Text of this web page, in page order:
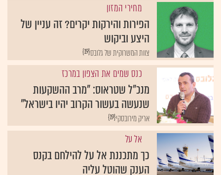
מחירי המזון
הפירות והירקות יקרים? זה עניין של
היצע וביקוש
{19}צוות המשרוקית של גלובס
כנס שמים את הצפון במרכז
מנכ"ל שטראוס: "מרב ההשקעות
שנעשה בעשור הקרוב יהיו בישראל"
{19}אריק מירובסקי
אל על
כך מתכננת אל על להילחם בקנס
הענק שהוטל עליה